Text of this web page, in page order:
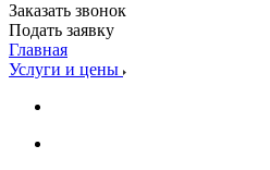
Заказать звонок
Подать заявку
Главная
Услуги и цены